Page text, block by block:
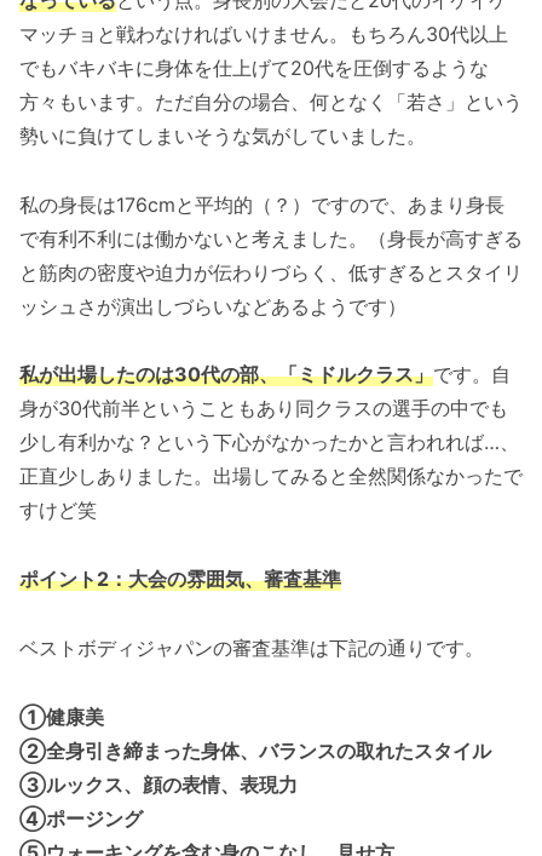
マッチョと戦わなければいけません。もちろん30代以上
でもバキバキに身体を仕上げて20代を圧倒するような
方々もいます。ただ自分の場合、何となく「若さ」という
勢いに負けてしまいそうな気がしていました。
私の身長は176cmと平均的（？）ですので、あまり身長
で有利不利には働かないと考えました。（身長が高すぎる
と筋肉の密度や迫力が伝わりづらく、低すぎるとスタイリ
ッシュさが演出しづらいなどあるようです）
私が出場したのは30代の部、「ミドルクラス」です。自
身が30代前半ということもあり同クラスの選手の中でも
少し有利かな？という下心がなかったかと言われれば…、
正直少しありました。出場してみると全然関係なかったで
すけど笑
ポイント2：大会の雰囲気、審査基準
ベストボディジャパンの審査基準は下記の通りです。
①健康美
②全身引き締まった身体、バランスの取れたスタイル
③ルックス、顔の表情、表現力
④ポージング